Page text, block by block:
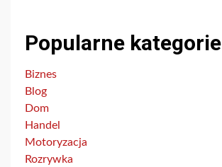
Popularne kategorie
Biznes
Blog
Dom
Handel
Motoryzacja
Rozrywka